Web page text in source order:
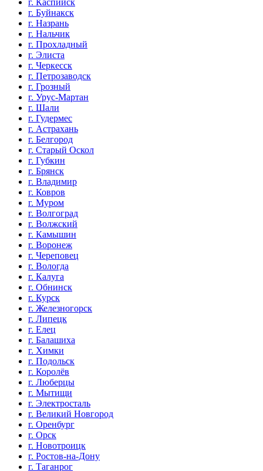
г. Каспийск
г. Буйнакск
г. Назрань
г. Нальчик
г. Прохладный
г. Элиста
г. Черкесск
г. Петрозаводск
г. Грозный
г. Урус-Мартан
г. Шали
г. Гудермес
г. Астрахань
г. Белгород
г. Старый Оскол
г. Губкин
г. Брянск
г. Владимир
г. Ковров
г. Муром
г. Волгоград
г. Волжский
г. Камышин
г. Воронеж
г. Череповец
г. Вологда
г. Калуга
г. Обнинск
г. Курск
г. Железногорск
г. Липецк
г. Елец
г. Балашиха
г. Химки
г. Подольск
г. Королёв
г. Люберцы
г. Мытищи
г. Электросталь
г. Великий Новгород
г. Оренбург
г. Орск
г. Новотроицк
г. Ростов-на-Дону
г. Таганрог